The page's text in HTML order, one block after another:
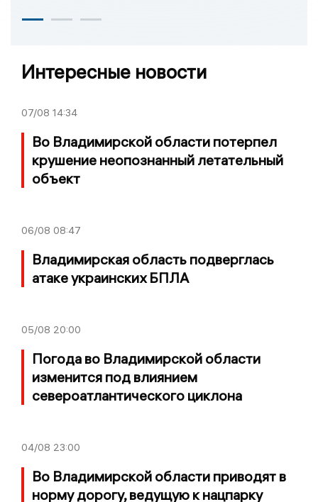
Интересные новости
07/08 14:34
Во Владимирской области потерпел
крушение неопознанный летательный
объект
06/08 08:47
Владимирская область подверглась
атаке украинских БПЛА
05/08 20:00
Погода во Владимирской области
изменится под влиянием
североатлантического циклона
04/08 23:00
Во Владимирской области приводят в
норму дорогу, ведущую к нацпарку